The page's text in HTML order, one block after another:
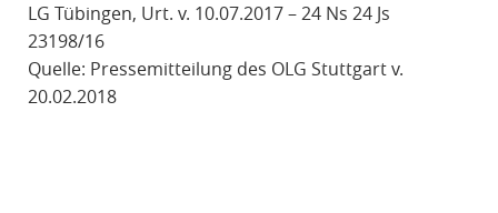
LG Tübingen, Urt. v. 10.07.2017 – 24 Ns 24 Js
23198/16
Quelle: Pressemitteilung des OLG Stuttgart v.
20.02.2018